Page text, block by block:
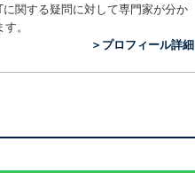
関する疑問に対して専門家が分か
。
＞プロフィール詳細